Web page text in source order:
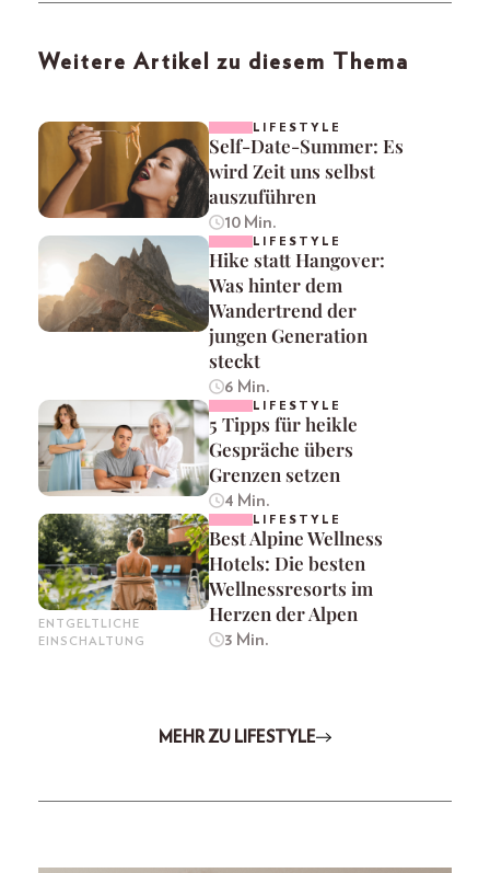
Weitere Artikel zu diesem Thema
LIFESTYLE
Self-Date-Summer: Es
wird Zeit uns selbst
auszuführen
10 Min.
LIFESTYLE
Hike statt Hangover:
Was hinter dem
Wandertrend der
jungen Generation
steckt
6 Min.
LIFESTYLE
5 Tipps für heikle
Gespräche übers
Grenzen setzen
4 Min.
ENTGELTLICHE
EINSCHALTUNG
LIFESTYLE
Best Alpine Wellness
Hotels: Die besten
Wellnessresorts im
Herzen der Alpen
3 Min.
MEHR ZU LIFESTYLE